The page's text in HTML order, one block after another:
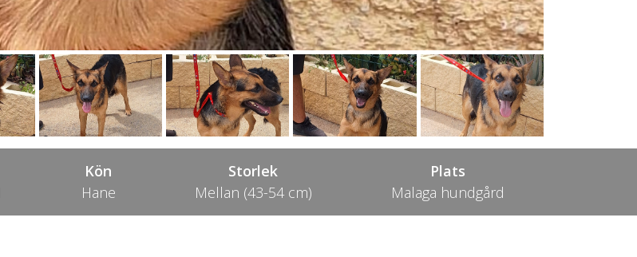
Kön
Hane
Storlek
Mellan (43-54 cm)
Plats
Malaga hundgård